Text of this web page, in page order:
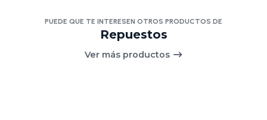
PUEDE QUE TE INTERESEN OTROS PRODUCTOS DE
Repuestos
Ver más productos